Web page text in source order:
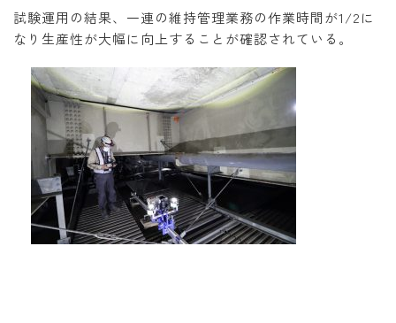
試験運用の結果、一連の維持管理業務の作業時間が1/2に
なり生産性が大幅に向上することが確認されている。